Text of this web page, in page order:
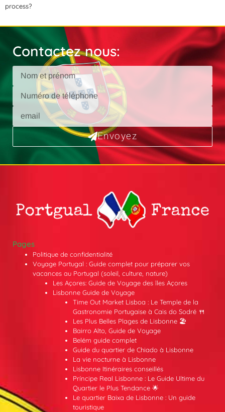
process?
Contactez nous:
Envoyez
Pages
Politique de confidentialité
Voyage Portugal : Guide complet pour préparer vos
vacances au Portugal (soleil, culture, nature)
Les Açores: Guide de Voyage des îles Açores
Lisbonne Guide de Voyage
Time Out Market Lisboa : Le Temple de la
Gastronomie Portugaise à Cais do Sodré 🍴
Les Plus Belles Plages de Lisbonne 🏖️
Bairro Alto, Guide de Voyage
Belém guide complet
Guide du quartier de Chiado à Lisbonne
La vie nocturne à Lisbonne
Lisbonne Itinéraires conseillés
Príncipe Real Lisbonne : Le Guide Ultime du
Quartier le Plus Tendance 🌟
Le quartier Baixa de Lisbonne : Un guide
touristique